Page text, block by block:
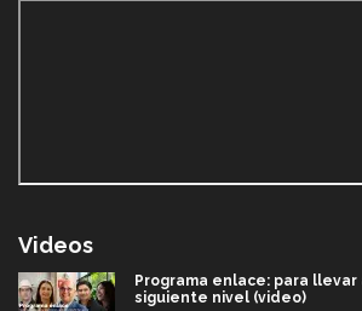
Videos
Programa enlace: para
siguiente nivel (video)